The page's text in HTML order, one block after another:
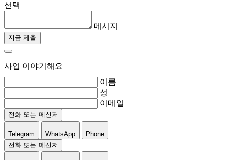
선택
메시지
지금 제출
사업 이야기해요
이름
성
이메일
전화 또는 메신저
Telegram WhatsApp
Phone
전화 또는 메신저